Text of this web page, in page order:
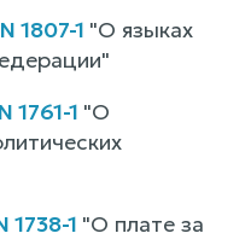
1807-1 "О языках
1761-1 "О
1738-1 "О плате за